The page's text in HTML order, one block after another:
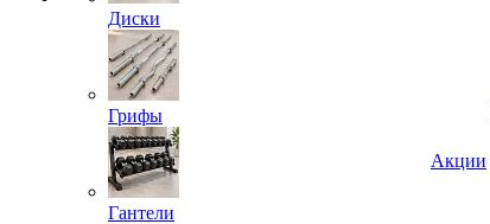
Диски
Грифы
Гантели
Акции